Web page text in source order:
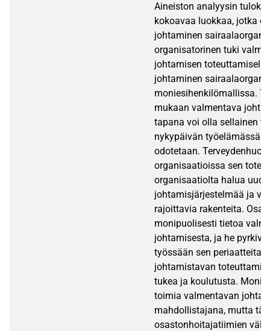
Aineiston analyysin
kokoavaa luokkaa, jotka
johtaminen
organisatorinen tuki
johtamisen
johtaminen
moniesihenkilömallissa.
mukaan valmentava
tapana voi olla sellainen
nykypäivän työelämässä
odotetaan.
organisaatioissa sen
organisaatiolta halua
johtamisjärjestelmää ja
rajoittavia rakenteita.
monipuolisesti tietoa
johtamisesta, ja he
työssään sen periaatteita.
johtamistavan
tukea ja koulutusta.
toimia valmentavan
mahdollistajana, mutta
osastonhoitajatiimien